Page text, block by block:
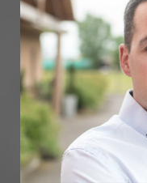
pu établir de vrais
artisanales fiables et
De même, mes
matériaux de
prestations en
La satisfaction de
ambition et nous
confiance. Elle résulte